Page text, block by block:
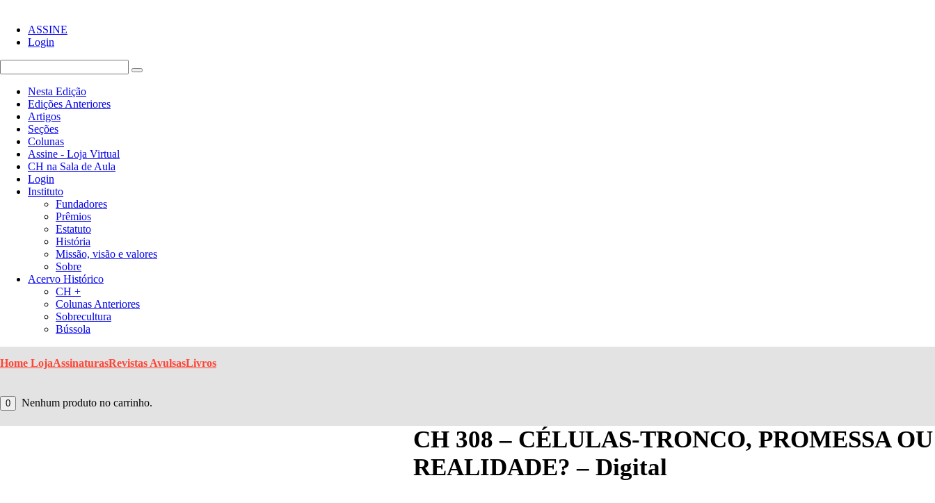
ASSINE
Login
Nesta Edição
Edições Anteriores
Artigos
Seções
Colunas
Assine - Loja Virtual
CH na Sala de Aula
Login
Instituto
Fundadores
Prêmios
Estatuto
História
Missão, visão e valores
Sobre
Acervo Histórico
CH +
Colunas Anteriores
Sobrecultura
Bússola
Home LojaAssinaturasRevistas AvulsasLivros
0 Nenhum produto no carrinho.
CH 308 – CÉLULAS-TRONCO, PROMESSA OU
REALIDADE? – Digital